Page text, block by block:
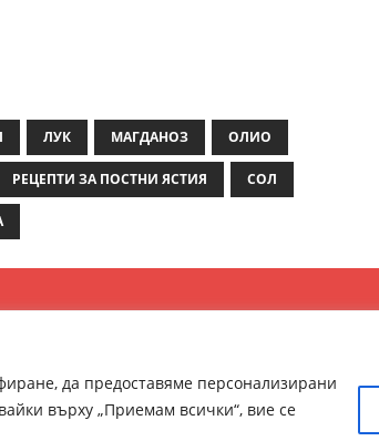
да предоставяме персонализирани
върху „Приемам всички“, вие се
ЛУК МАГДАНОЗ ОЛИО
РЕЦЕПТИ ЗА ПОСТНИ ЯСТИЯ СОЛ